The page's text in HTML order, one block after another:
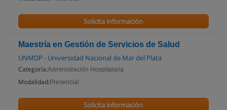
Solicita información
Maestría en Gestión de Servicios de Salud
UNMDP - Universidad Nacional de Mar del Plata
Categoría:Administración Hospitalaria
Modalidad: Presencial
Solicita información